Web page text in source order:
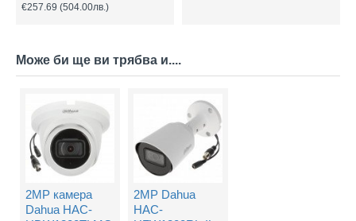
€257.69 (504.00лв.)
Може би ще ви трябва и....
2MP камера
Dahua HAC-
2MP Dahua
HAC-